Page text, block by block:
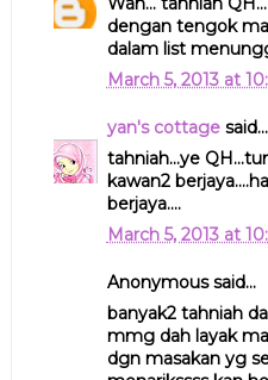
dengan tengok
dalam list
March 5, 2013 at
yan's cottagesaid...
tahniah...ye
kawan2
berjaya....
March 5, 2013 at
Anonymous said...
banyak2 tahniah
mmg dah layak
dgn masakan yg